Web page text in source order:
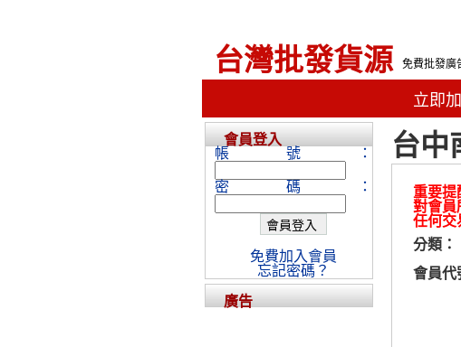
台灣批發貨源 免費批發廣
立即
台中
重要提
對會員
任何交
分類：
會員代
會員登入
帳號：
密碼：
免費加入會員
忘記密碼？
廣告